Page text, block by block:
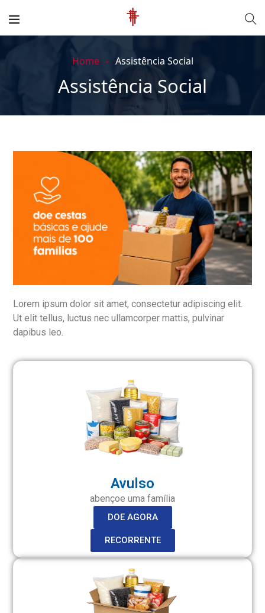
Home Assistência Social
Assistência Social
Lorem ipsum dolor sit amet, consectetur adipiscing elit.
Ut elit tellus, luctus nec ullamcorper mattis, pulvinar
dapibus leo.
Avulso
abençoe uma família
DOE AGORA
RECORRENTE